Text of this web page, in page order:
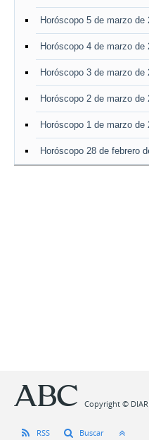
Horóscopo 5 de marzo de
Horóscopo 4 de marzo de
Horóscopo 3 de marzo de
Horóscopo 2 de marzo de
Horóscopo 1 de marzo de
Horóscopo 28 de febrero
Copyright ©
RSS Buscar